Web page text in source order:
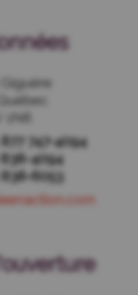
1N6
877 747-4094
4094
6053